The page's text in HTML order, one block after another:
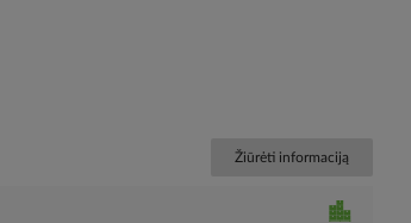
Žiūrėti informaciją